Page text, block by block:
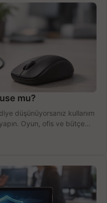
mu?
düşünüyorsanız kullanım
Oyun, ofis ve bütçe